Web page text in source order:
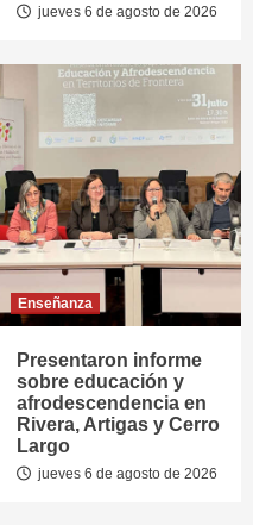
jueves 6 de agosto de 2026
Enseñanza
Presentaron informe
sobre educación y
afrodescendencia en
Rivera, Artigas y Cerro
Largo
jueves 6 de agosto de 2026